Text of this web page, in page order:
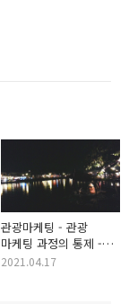
관광마케팅 - 관광
마케팅 과정의 통제 -
정보 수집 및 기록 유지,
2021.04.17